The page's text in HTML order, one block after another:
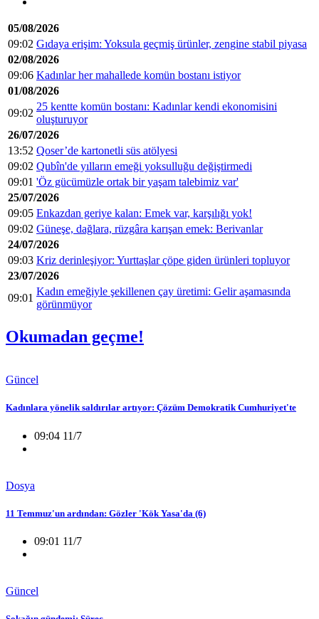
05/08/2026
09:02 Gıdaya erişim: Yoksula geçmiş ürünler, zengine stabil piyasa
02/08/2026
09:06 Kadınlar her mahallede komün bostanı istiyor
01/08/2026
09:02
25 kentte komün bostanı: Kadınlar kendi ekonomisini
oluşturuyor
26/07/2026
13:52 Qoser’de kartonetli süs atölyesi
09:02 Qubîn'de yılların emeği yoksulluğu değiştirmedi
09:01 'Öz gücümüzle ortak bir yaşam talebimiz var'
25/07/2026
09:05 Enkazdan geriye kalan: Emek var, karşılığı yok!
09:02 Güneşe, dağlara, rüzgâra karışan emek: Berivanlar
24/07/2026
09:03 Kriz derinleşiyor: Yurttaşlar çöpe giden ürünleri topluyor
23/07/2026
09:01
Kadın emeğiyle şekillenen çay üretimi: Gelir aşamasında
görünmüyor
Okumadan geçme!
Güncel
Kadınlara yönelik saldırılar artıyor: Çözüm Demokratik Cumhuriyet'te
09:04 11/7
Dosya
11 Temmuz'un ardından: Gözler 'Kök Yasa'da (6)
09:01 11/7
Güncel